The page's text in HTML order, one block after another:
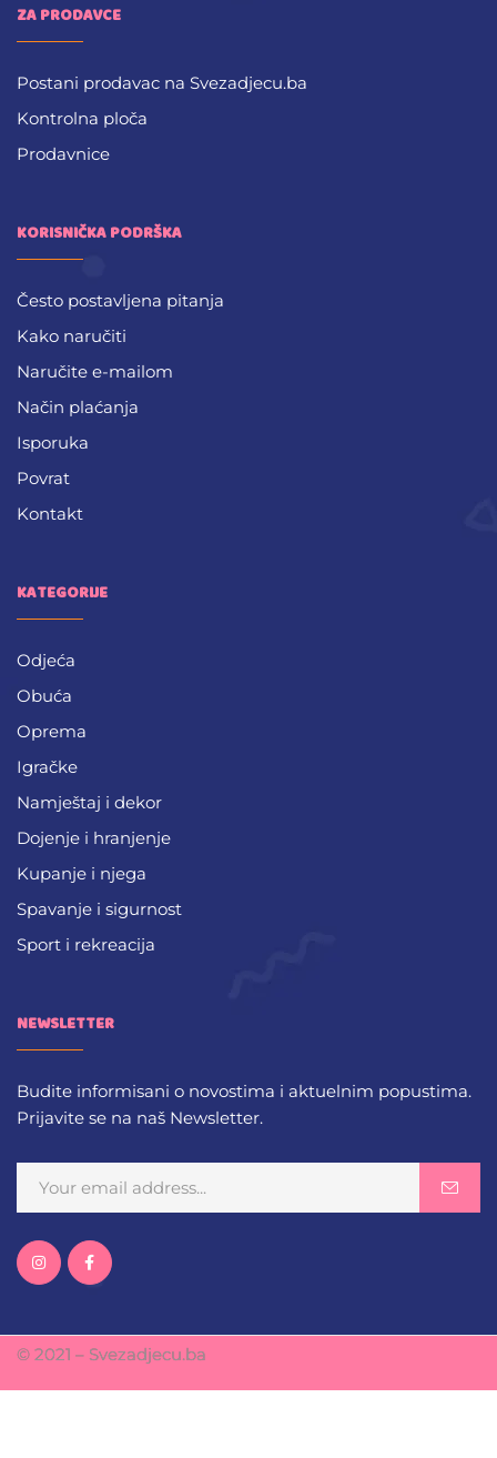
ZA PRODAVCE
Postani prodavac na Svezadjecu.ba
Kontrolna ploča
Prodavnice
KORISNIČKA PODRŠKA
Često postavljena pitanja
Kako naručiti
Naručite e-mailom
Način plaćanja
Isporuka
Povrat
Kontakt
KATEGORIJE
Odjeća
Obuća
Oprema
Igračke
Namještaj i dekor
Dojenje i hranjenje
Kupanje i njega
Spavanje i sigurnost
Sport i rekreacija
NEWSLETTER
Budite informisani o novostima i aktuelnim popustima.
Prijavite se na naš Newsletter.
© 2021 – Svezadjecu.ba